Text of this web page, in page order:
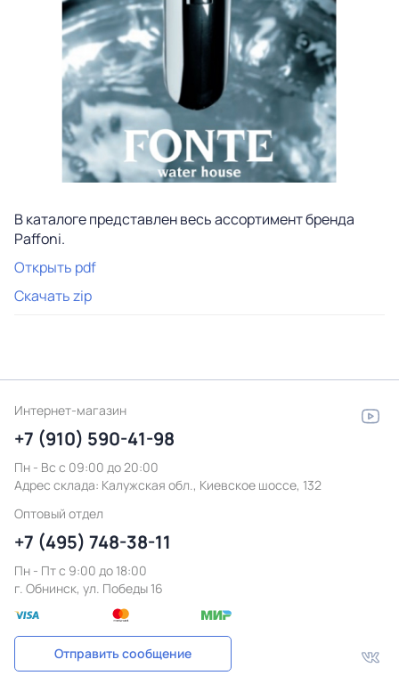
В каталоге представлен весь ассортимент бренда
Paffoni.
Открыть pdf
Скачать zip
Интернет-магазин
+7 (910) 590-41-98
Пн - Вс с 09:00 до 20:00
Адрес склада: Калужская обл., Киевское шоссе, 132
Оптовый отдел
+7 (495) 748-38-11
Пн - Пт c 9:00 до 18:00
г. Обнинск, ул. Победы 16
Отправить сообщение